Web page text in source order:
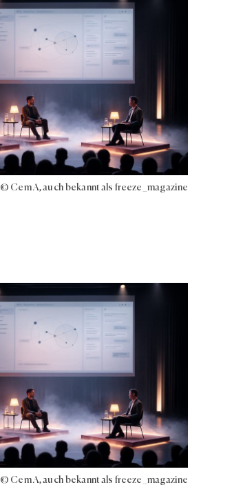
© Cem A, auch bekannt als freeze_magazine
© Cem A, auch bekannt als freeze_magazine